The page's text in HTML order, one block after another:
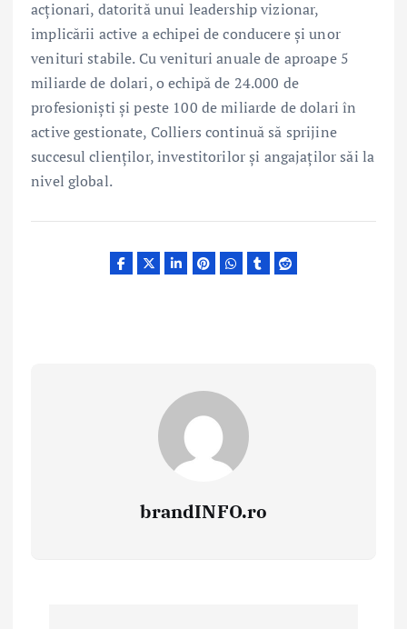
acționari, datorită unui leadership vizionar,
implicării active a echipei de conducere și unor
venituri stabile. Cu venituri anuale de aproape 5
miliarde de dolari, o echipă de 24.000 de
profesioniști și peste 100 de miliarde de dolari în
active gestionate, Colliers continuă să sprijine
succesul clienților, investitorilor și angajaților săi la
nivel global.
brandINFO.ro